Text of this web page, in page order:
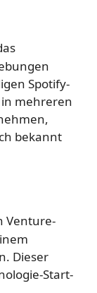
Spotify-
mehreren
bekannt
Venture-
Dieser
Start-